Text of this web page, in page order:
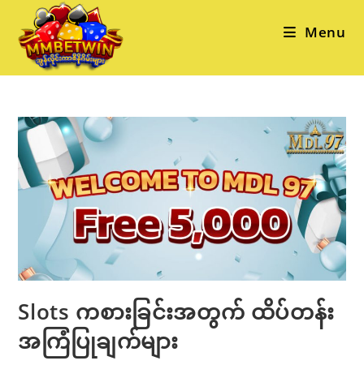
content
Menu
Slots ကစားခြင်းအတွက် ထိပ်တန်း
အကြံပြုချက်များ